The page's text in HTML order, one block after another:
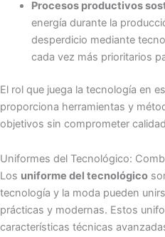
Procesos productivos
energía durante la
desperdicio mediante
cada vez más prioritarios
El rol que juega la tecnología en
proporciona herramientas y
objetivos sin comprometer
Uniformes del Tecnológico:
Los uniforme del tecnológico
tecnología y la moda pueden
prácticas y modernas. Estos
características técnicas